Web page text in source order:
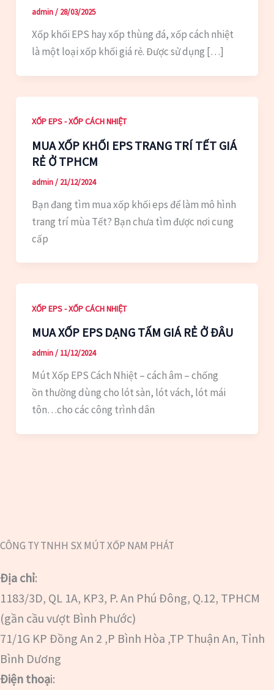
admin/ 28/03/2025
Xốp khối EPS hay xốp thùng đá, xốp cách nhiệt
là một loại xốp khối giá rẻ. Được sử dụng […]
XỐP EPS - XỐP CÁCH NHIỆT
MUA XỐP KHỐI EPS TRANG TRÍ TẾT GIÁ
RẺ Ở TPHCM
admin/ 21/12/2024
Bạn đang tìm mua xốp khối eps để làm mô hình
trang trí mùa Tết? Bạn chưa tìm được nơi cung
cấp
XỐP EPS - XỐP CÁCH NHIỆT
MUA XỐP EPS DẠNG TẤM GIÁ RẺ Ở ĐÂU
admin/ 11/12/2024
Mút Xốp EPS Cách Nhiệt – cách âm – chống
ồn thường dùng cho lót sàn, lót vách, lót mái
tôn…cho các công trình dân
CÔNG TY TNHH SX MÚT XỐP NAM PHÁT
Địa chỉ:
1183/3D, QL 1A, KP3, P. An Phú Đông, Q.12, TPHCM
(gần cầu vượt Bình Phước)
71/1G KP Đồng An 2 ,P Bình Hòa ,TP Thuận An, Tỉnh
Bình Dương
Điện thoại: